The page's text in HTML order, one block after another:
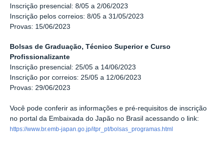
Inscrição presencial: 8/05 a 2/06/2023
Inscrição pelos correios: 8/05 a 31/05/2023
Provas: 15/06/2023
Bolsas de Graduação, Técnico Superior e Curso
Profissionalizante
Inscrição presencial: 25/05 a 14/06/2023
Inscrição por correios: 25/05 a 12/06/2023
Provas: 29/06/2023
Você pode conferir as informações e pré-requisitos de inscrição
no portal da Embaixada do Japão no Brasil acessando o link:
https://www.br.emb-japan.go.jp/itpr_pt/bolsas_programas.html